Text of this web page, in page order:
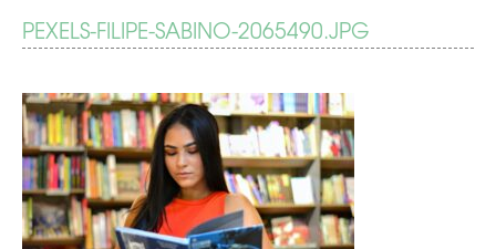
PEXELS-FILIPE-SABINO-2065490.JPG
BERICHT
NAVIGATIE
Handig
leren